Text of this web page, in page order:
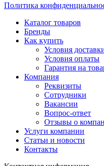
Политика
Каталог товаров
Бренды
Как купить
Условия
Условия оплаты
Гарантия на
Компания
Реквизиты
Сотрудники
Вакансии
Вопрос-ответ
Отзывы о
Услуги компании
Статьи и новости
Контакты